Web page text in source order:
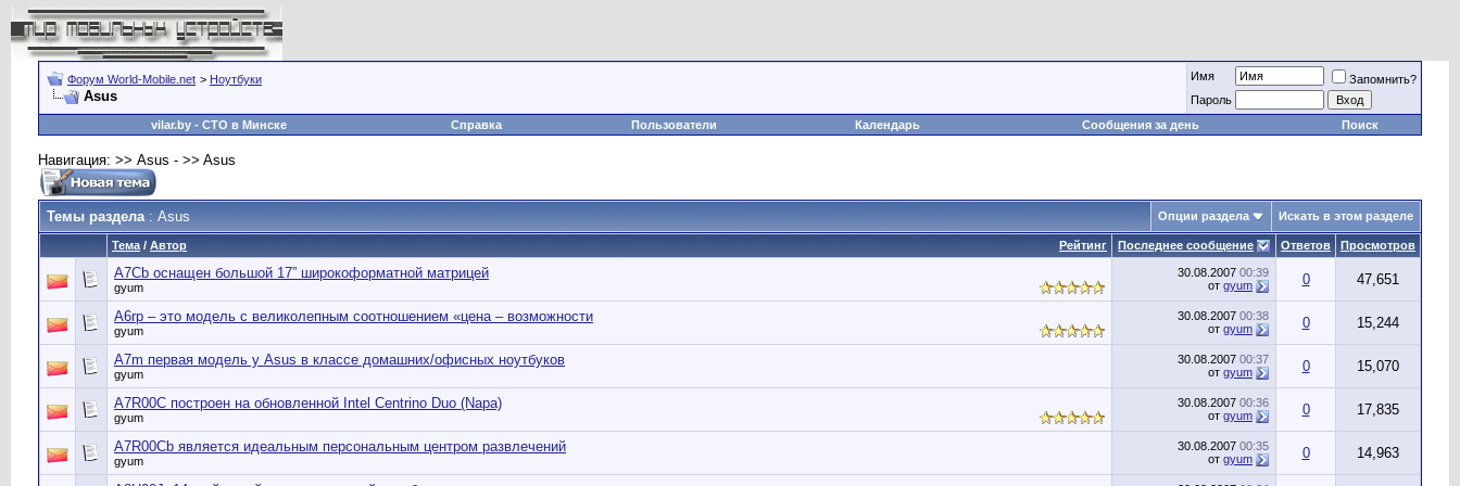
Форум World-Mobile.net > Ноутбуки
Asus
Имя
Запомнить?
Пароль
vilar.by - СТО в Минске Справка Пользователи Календарь Сообщения за день Поиск
Навигация: >> Asus - >> Asus
Темы раздела: Asus Опции раздела Искать в этом разделе
Рейтинг
Тема / Автор Последнее сообщение Ответов Просмотров
A7Cb оснащен большой 17” широкоформатной матрицей
gyum
30.08.2007 00:39
от gyum 0 47,651
A6rp – это модель с великолепным соотношением «цена – возможности
gyum
30.08.2007 00:38
от gyum 0 15,244
A7m первая модель у Asus в классе домашних/офисных ноутбуков
gyum
30.08.2007 00:37
от gyum 0 15,070
A7R00C построен на обновленной Intel Centrino Duo (Napa)
gyum
30.08.2007 00:36
от gyum 0 17,835
A7R00Cb является идеальным персональным центром развлечений
gyum
30.08.2007 00:35
от gyum 0 14,963